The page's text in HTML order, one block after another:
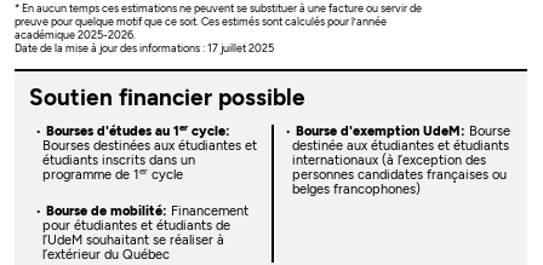
* En aucun temps ces estimations ne peuvent se substituer à une facture ou servir de
preuve pour quelque motif que ce soit. Ces estimés sont calculés pour l’année
académique 2025-2026.
Date de la mise à jour des informations : 17 juillet 2025
Soutien financier possible
Bourses d'études au 1 ercycle:
Bourses destinées aux étudiantes et
étudiants inscrits dans un
programme de 1 ercycle
Bourse d'exemption UdeM: Bourse
destinée aux étudiantes et étudiants
internationaux (à l’exception des
personnes candidates françaises ou
belges francophones)
Bourse de mobilité: Financement
pour étudiantes et étudiants de
l’UdeM souhaitant se réaliser à
l’extérieur du Québec